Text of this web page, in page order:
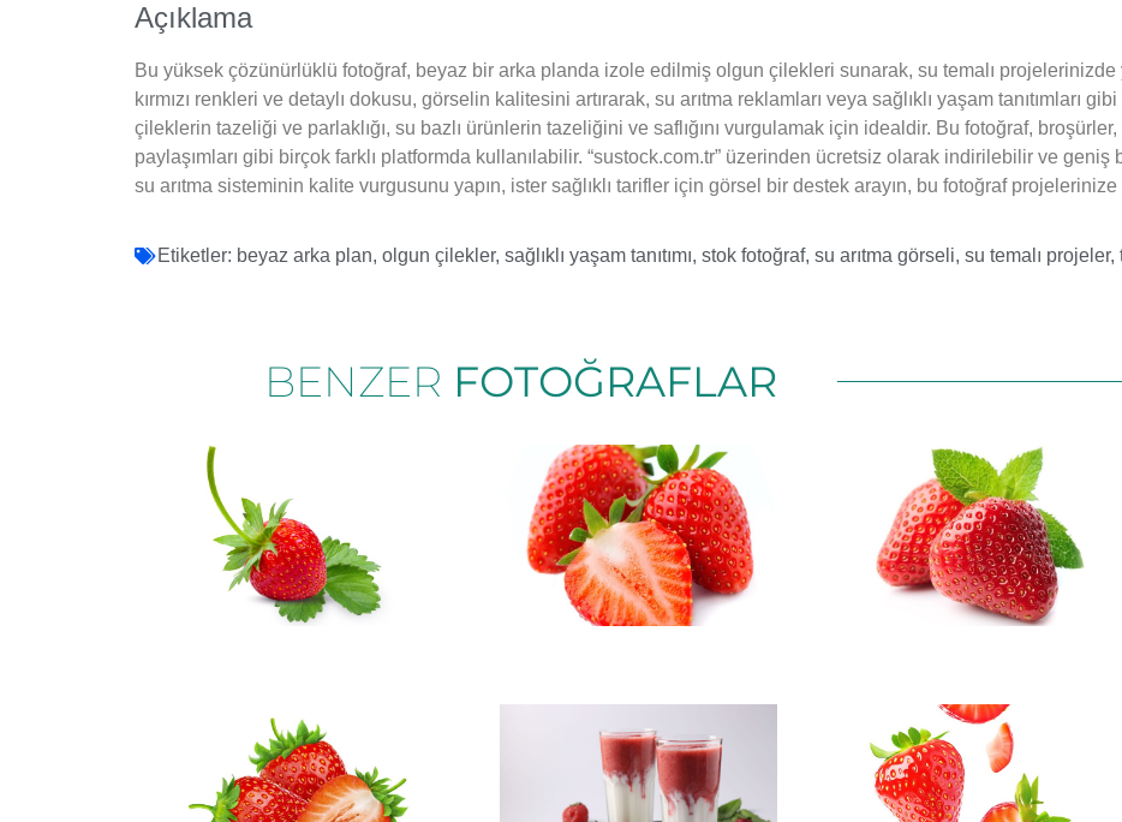
Açıklama
Bu yüksek çözünürlüklü fotoğraf, beyaz bir arka planda izole edilmiş olgun çilekleri sunarak, su temalı projelerinizde
kırmızı renkleri ve detaylı dokusu, görselin kalitesini artırarak, su arıtma reklamları veya sağlıklı yaşam tanıtımları
çileklerin tazeliği ve parlaklığı, su bazlı ürünlerin tazeliğini ve saflığını vurgulamak için idealdir. Bu fotoğraf,
paylaşımları gibi birçok farklı platformda kullanılabilir. “sustock.com.tr” üzerinden ücretsiz olarak indirilebilir ve
su arıtma sisteminin kalite vurgusunu yapın, ister sağlıklı tarifler için görsel bir destek arayın, bu fotoğraf
Etiketler: beyaz arka plan, olgun çilekler, sağlıklı yaşam tanıtımı, stok fotoğraf, su arıtma görseli, su temalı projeler,
BENZER FOTOĞRAFLAR